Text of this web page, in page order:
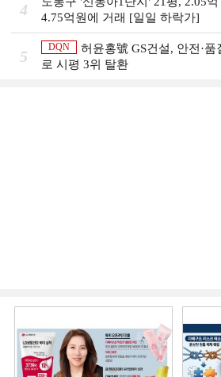
4
4.75억원에 거래 [일일 하락가]
5
DQN
허윤홍號 GS건설, 안전·품
로 시평 3위 탈환